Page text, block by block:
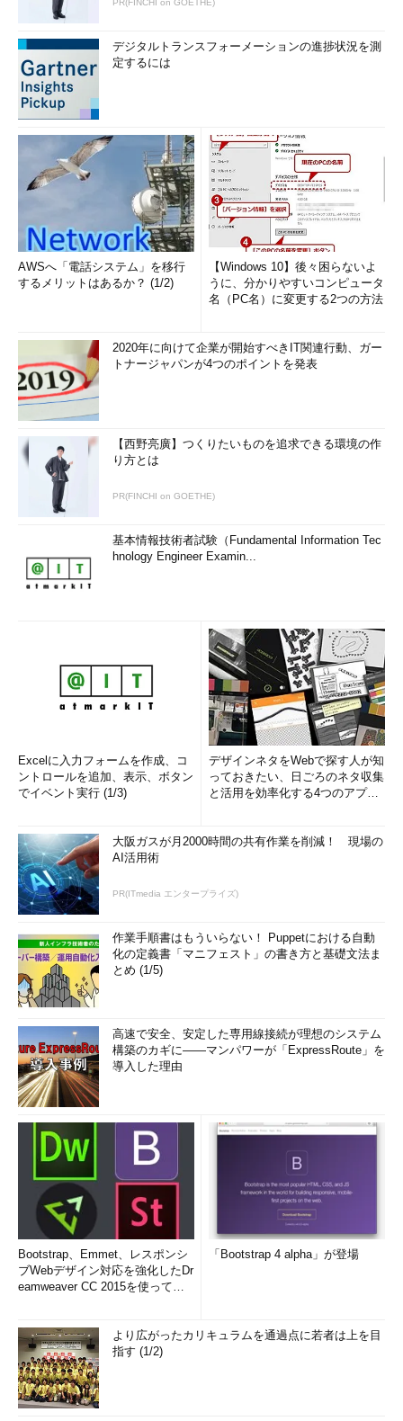
PR(FINCHI on GOETHE)
デジタルトランスフォーメーションの進捗状況を測
定するには
AWSへ「電話システム」を移行
するメリットはあるか？ (1/2)
【Windows 10】後々困らないよ
うに、分かりやすいコンピュータ
名（PC名）に変更する2つの方法
2020年に向けて企業が開始すべきIT関連行動、ガー
トナージャパンが4つのポイントを発表
【西野亮廣】つくりたいものを追求できる環境の作
り方とは
PR(FINCHI on GOETHE)
基本情報技術者試験（Fundamental Information Tec
hnology Engineer Examin...
Excelに入力フォームを作成、コ
ントロールを追加、表示、ボタン
でイベント実行 (1/3)
デザインネタをWebで探す人が知
っておきたい、日ごろのネタ収集
と活用を効率化する4つのアプリ
大阪ガスが月2000時間の共有作業を削減！ 現場の
AI活用術
PR(ITmedia エンタープライズ)
作業手順書はもういらない！ Puppetにおける自動
化の定義書「マニフェスト」の書き方と基礎文法ま
とめ (1/5)
高速で安全、安定した専用線接続が理想のシステム
構築のカギに――マンパワーが「ExpressRoute」を
導入した理由
Bootstrap、Emmet、レスポンシ
ブWebデザイン対応を強化したDr
eamweaver CC 2015を使って
「Bootstrap 4 alpha」が登場
より広がったカリキュラムを通過点に若者は上を目
指す (1/2)